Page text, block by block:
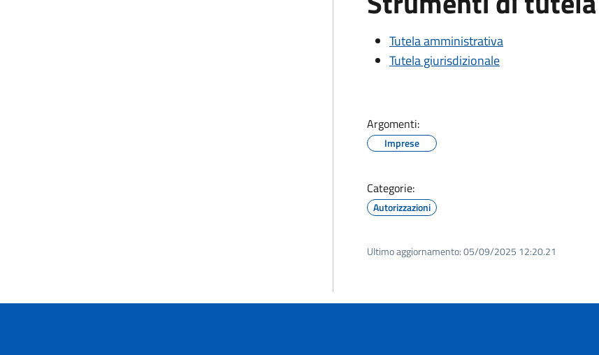
Tutela amministrativa
Tutela giurisdizionale
Argomenti:
Imprese
Categorie:
Autorizzazioni
Ultimo aggiornamento:05/09/2025 12:20.21